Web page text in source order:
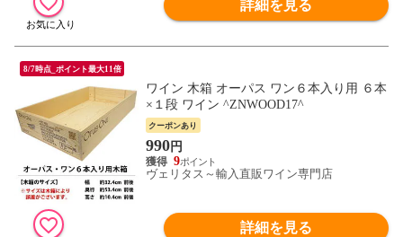
詳細を見る
8/7時点_ポイント最大11倍
ワイン 木箱 オーパス ワン６本入り用 ６本
×１段 ワイン ^ZNWOOD17^
クーポンあり
990円
9
ヴェリタス～輸入直販ワイン専門店
詳細を見る